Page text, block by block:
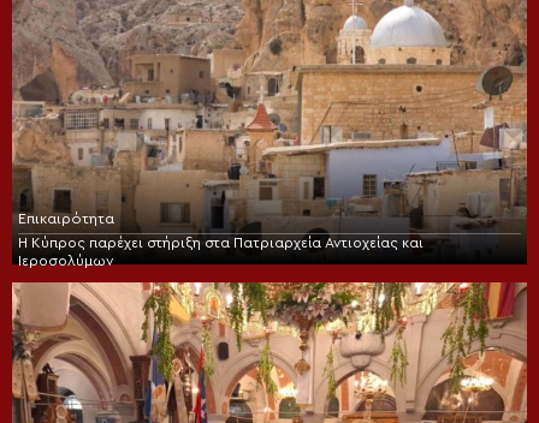
Επικαιρότητα
Η Κύπρος παρέχει στήριξη στα Πατριαρχεία Αντιοχείας και
Ιεροσολύμων